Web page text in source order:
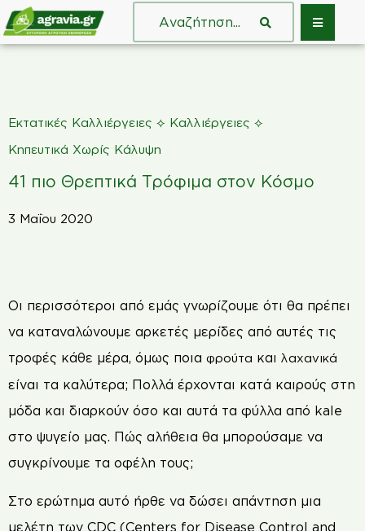
Εκτατικές Καλλιέργειες ⟡ Καλλιέργειες ⟡
Κηπευτικά Χωρίς Κάλυψη
41 πιο Θρεπτικά Τρόφιμα στον Κόσμο
3 Μαΐου 2020
Οι περισσότεροι από εμάς γνωρίζουμε ότι θα πρέπει
να καταναλώνουμε αρκετές μερίδες από αυτές τις
τροφές κάθε μέρα, όμως ποια φρούτα και λαχανικά
είναι τα καλύτερα; Πολλά έρχονται κατά καιρούς στη
μόδα και διαρκούν όσο και αυτά τα φύλλα από kale
στο ψυγείο μας. Πώς αλήθεια θα μπορούσαμε να
συγκρίνουμε τα οφέλη τους;
Στο ερώτημα αυτό ήρθε να δώσει απάντηση μια
μελέτη των CDC (Centers for Disease Control and